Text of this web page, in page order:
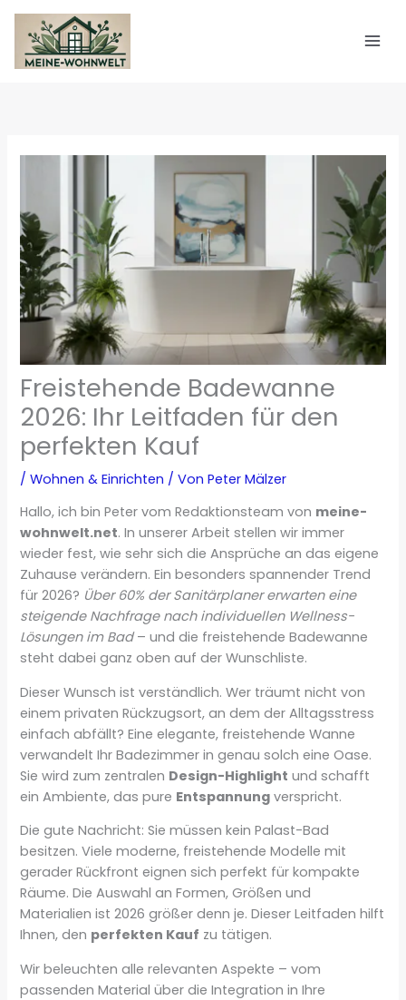
Zum
Inhalt
springen
Freistehende Badewanne
2026: Ihr Leitfaden für den
perfekten Kauf
/Wohnen & Einrichten / VonPeter Mälzer
Hallo, ich bin Peter vom Redaktionsteam von meine-
wohnwelt.net. In unserer Arbeit stellen wir immer
wieder fest, wie sehr sich die Ansprüche an das eigene
Zuhause verändern. Ein besonders spannender Trend
für 2026? Über 60% der Sanitärplaner erwarten eine
steigende Nachfrage nach individuellen Wellness-
Lösungen im Bad– und die freistehende Badewanne
steht dabei ganz oben auf der Wunschliste.
Dieser Wunsch ist verständlich. Wer träumt nicht von
einem privaten Rückzugsort, an dem der Alltagsstress
einfach abfällt? Eine elegante, freistehende Wanne
verwandelt Ihr Badezimmer in genau solch eine Oase.
Sie wird zum zentralen Design-Highlight und schafft
ein Ambiente, das pure Entspannung verspricht.
Die gute Nachricht: Sie müssen kein Palast-Bad
besitzen. Viele moderne, freistehende Modelle mit
gerader Rückfront eignen sich perfekt für kompakte
Räume. Die Auswahl an Formen, Größen und
Materialien ist 2026 größer denn je. Dieser Leitfaden hilft
Ihnen, den perfekten Kauf zu tätigen.
Wir beleuchten alle relevanten Aspekte – vom
passenden Material über die Integration in Ihre